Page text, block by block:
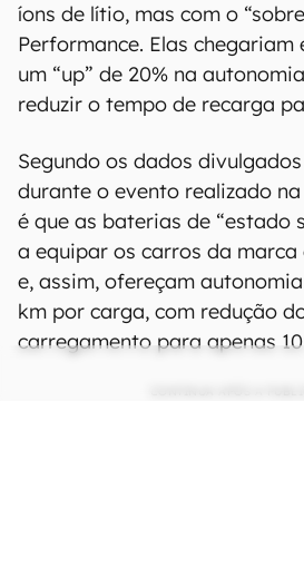
íons de lítio, mas com o
Performance. Elas
um “up” de 20% na
reduzir o tempo de recarga
Segundo os dados
durante o evento realizado
é que as baterias de “estado
a equipar os carros da marca
e, assim, ofereçam
km por carga, com redução
carregamento para apenas